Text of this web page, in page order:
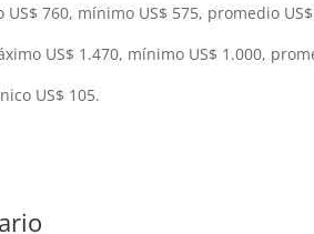
US$ 760, mínimo US$ 575, promedio
US$ 1.470, mínimo US$ 1.000,
US$ 105.